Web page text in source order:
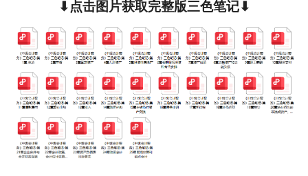
⬇点击图片获取完整版三色笔记⬇